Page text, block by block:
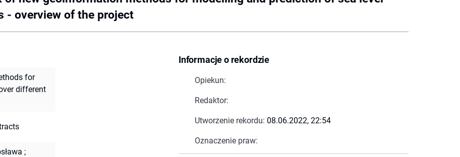
- overview of the project
Informacje o rekordzie
Opiekun:
Redaktor:
Utworzenie rekordu: 08.06.2022, 22:54
Oznaczenie praw:
for
different
;